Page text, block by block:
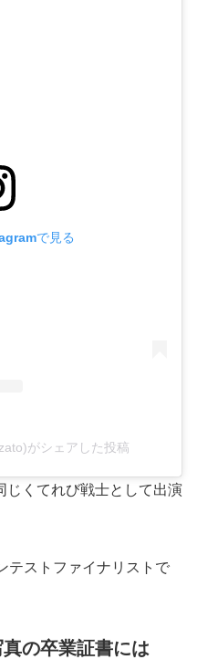
で見る
がシェアした投稿
じくてれび戦士として出演
テストファイナリストで
の卒業証書には